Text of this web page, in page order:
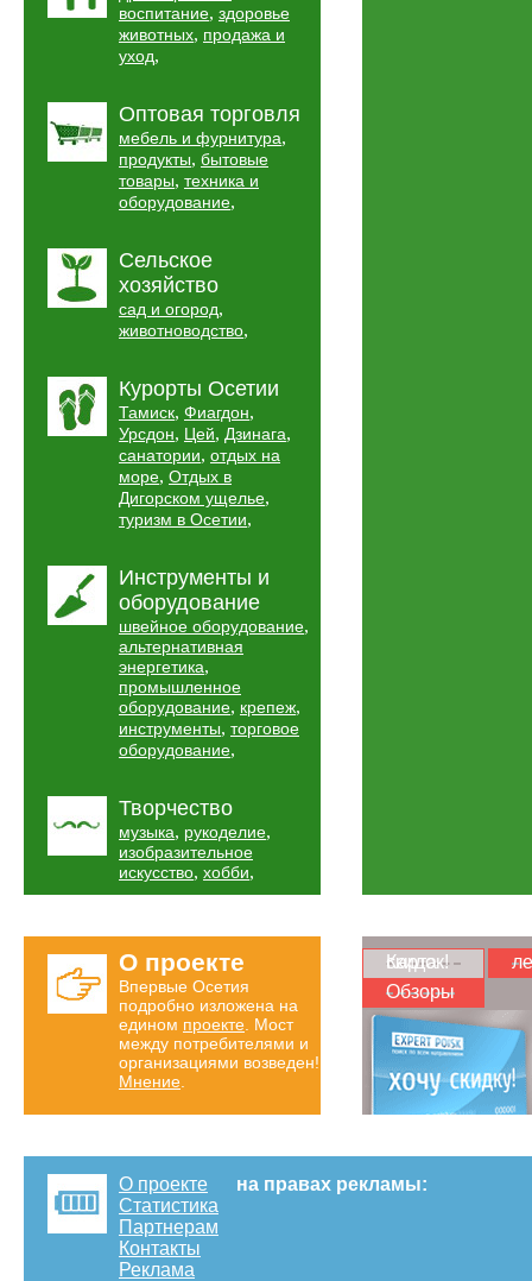
воспитание, здоровье
животных, продажа и
уход,
Оптовая торговля
мебель и фурнитура,
продукты, бытовые
товары, техника и
оборудование,
Сельское
хозяйство
сад и огород,
животноводство,
Курорты Осетии
Тамиск, Фиагдон,
Урсдон, Цей, Дзинага,
санатории, отдых на
море, Отдых в
Дигорском ущелье,
туризм в Осетии,
Инструменты и
оборудование
швейное оборудование,
альтернативная
энергетика,
промышленное
оборудование, крепеж,
инструменты, торговое
оборудование,
Творчество
музыка, рукоделие,
изобразительное
искусство, хобби,
О проекте
Впервые Осетия
подробно изложена на
едином проекте . Мост
между потребителями и
организациями возведен!
Мнение
Карта скидок!
Обзоры
О проекте
Статистика
Партнерам
Контакты
Реклама
на правах рекламы: